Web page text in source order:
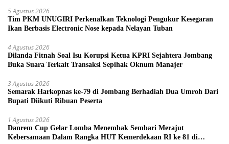
5 Agustus 2026
Tim PKM UNUGIRI Perkenalkan Teknologi Pengukur Kesegaran
Ikan Berbasis Electronic Nose kepada Nelayan Tuban
4 Agustus 2026
Dilanda Fitnah Soal Isu Korupsi Ketua KPRI Sejahtera Jombang
Buka Suara Terkait Transaksi Sepihak Oknum Manajer
3 Agustus 2026
Semarak Harkopnas ke-79 di Jombang Berhadiah Dua Umroh Dari
Bupati Diikuti Ribuan Peserta
1 Agustus 2026
Danrem Cup Gelar Lomba Menembak Sembari Merajut
Kebersamaan Dalam Rangka HUT Kemerdekaan RI ke 81 di